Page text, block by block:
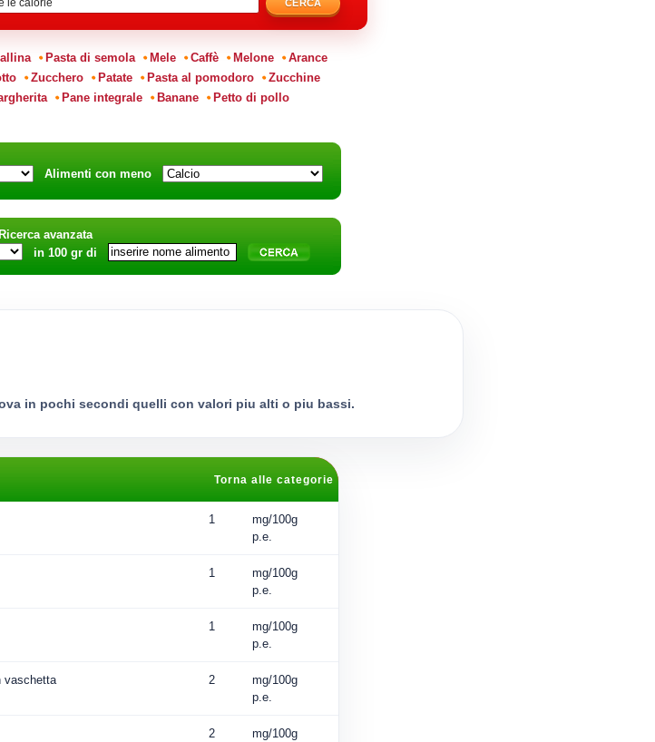
CERCA
Pasta di semola Mele Caffè Melone
Arance
Zucchero Patate Pasta al pomodoro
Zucchine
Pane integrale Banane Petto di pollo
Alimenti con meno
avanzata
in 100 gr di
in pochi secondi quelli con valori piu alti o piu bassi.
Torna alle categorie
1
mg/100g
p.e.
1
mg/100g
p.e.
1
mg/100g
p.e.
vaschetta 2
mg/100g
p.e.
2
mg/100g